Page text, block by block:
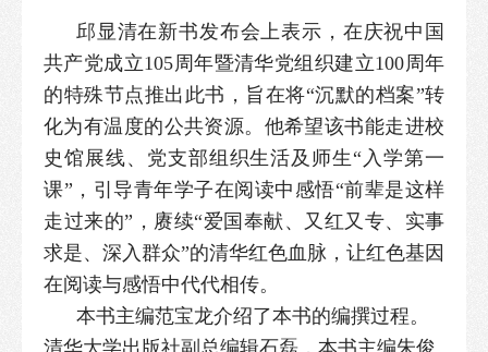
邱显清在新书发布会上表示，在庆祝中国
共产党成立105周年暨清华党组织建立100周年
的特殊节点推出此书，旨在将“沉默的档案”转
化为有温度的公共资源。他希望该书能走进校
史馆展线、党支部组织生活及师生“入学第一
课”，引导青年学子在阅读中感悟“前辈是这样
走过来的”，赓续“爱国奉献、又红又专、实事
求是、深入群众”的清华红色血脉，让红色基因
在阅读与感悟中代代相传。
本书主编范宝龙介绍了本书的编撰过程。
清华大学出版社副总编辑石磊，本书主编朱俊